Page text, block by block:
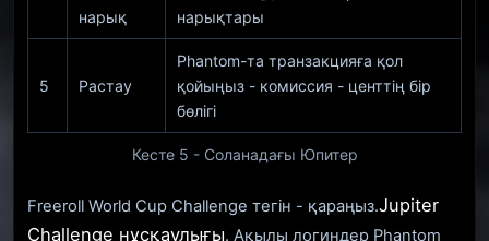
Кесте 5 - Соланадағы Юпитер
нарық
нарықтары
5 Растау
Phantom-та транзакцияға қол
қойыңыз - комиссия - центтің бір
бөлігі
Freeroll World Cup Challenge тегін - қараңыз.Jupiter
Challenge нұсқаулығы. Ақылы логиндер Phantom